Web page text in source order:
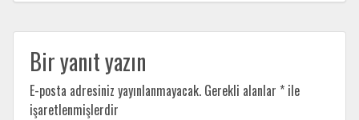
Bir yanıt yazın
E-posta adresiniz yayınlanmayacak. Gerekli alanlar * ile
işaretlenmişlerdir